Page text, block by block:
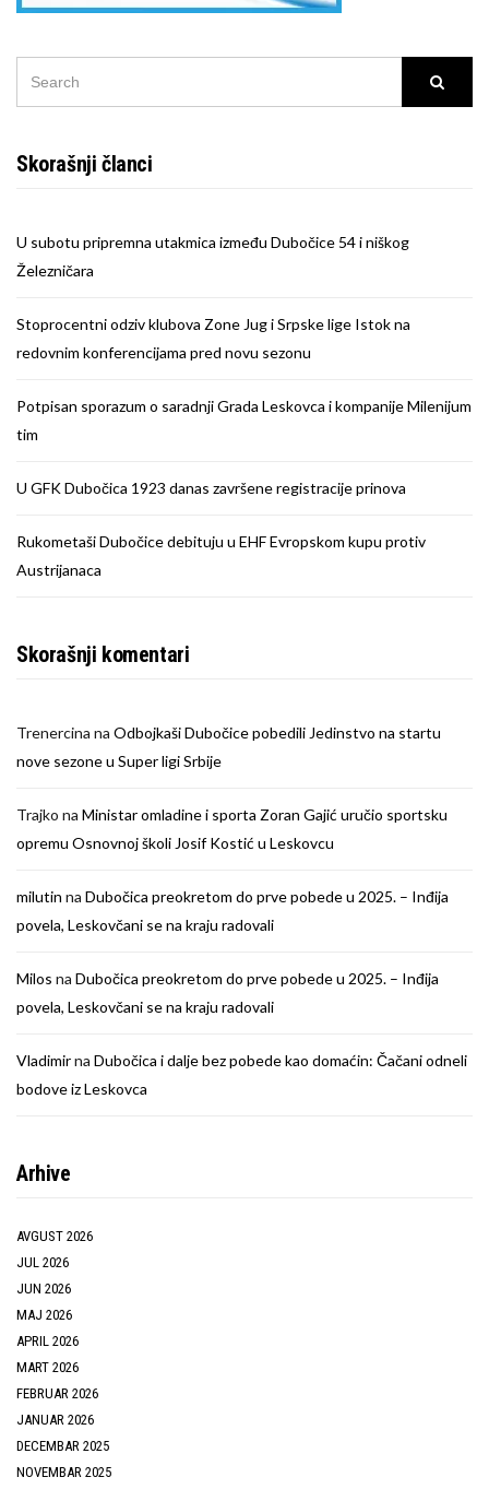
Skorašnji članci
U subotu pripremna utakmica između Dubočice 54 i niškog
Železničara
Stoprocentni odziv klubova Zone Jug i Srpske lige Istok na
redovnim konferencijama pred novu sezonu
Potpisan sporazum o saradnji Grada Leskovca i kompanije Milenijum
tim
U GFK Dubočica 1923 danas završene registracije prinova
Rukometaši Dubočice debituju u EHF Evropskom kupu protiv
Austrijanaca
Skorašnji komentari
Trenercina na Odbojkaši Dubočice pobedili Jedinstvo na startu
nove sezone u Super ligi Srbije
Trajko na Ministar omladine i sporta Zoran Gajić uručio sportsku
opremu Osnovnoj školi Josif Kostić u Leskovcu
milutin na Dubočica preokretom do prve pobede u 2025. – Inđija
povela, Leskovčani se na kraju radovali
Milos na Dubočica preokretom do prve pobede u 2025. – Inđija
povela, Leskovčani se na kraju radovali
Vladimirna Dubočica i dalje bez pobede kao domaćin: Čačani odneli
bodove iz Leskovca
Arhive
AVGUST 2026
JUL 2026
JUN 2026
MAJ 2026
APRIL 2026
MART 2026
FEBRUAR 2026
JANUAR 2026
DECEMBAR 2025
NOVEMBAR 2025